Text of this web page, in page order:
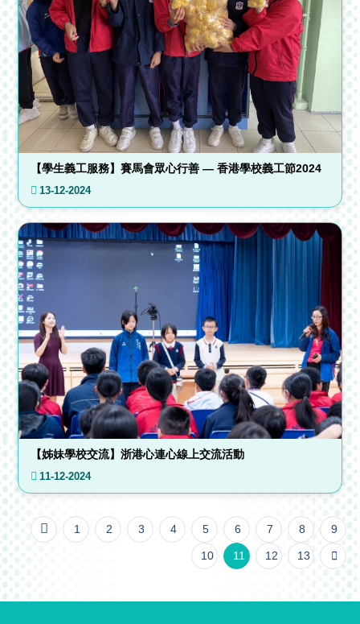
【學生義工服務】賽馬會眾心行善 — 香港學校義工節2024
13-12-2024
【姊妹學校交流】浙港心連心線上交流活動
11-12-2024
1 2 3 4 5 6 7 8 9
10 11 12 13